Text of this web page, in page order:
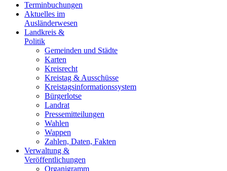
Terminbuchungen
Aktuelles im
Ausländerwesen
Landkreis &
Politik
Gemeinden und Städte
Karten
Kreisrecht
Kreistag & Ausschüsse
Kreistagsinformationssystem
Bürgerlotse
Landrat
Pressemitteilungen
Wahlen
Wappen
Zahlen, Daten, Fakten
Verwaltung &
Veröffentlichungen
Organigramm